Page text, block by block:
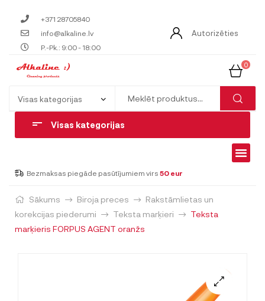
+371 28705840
info@alkaline.lv
P.-Pk.: 9:00 - 18:00
Autorizēties
0
Visas kategorijas
Bezmaksas piegāde pasūtījumiem virs 50 eur
Sākums Biroja preces
Rakstāmlietas un
korekcijas piederumi
Teksta marķieri
Teksta
marķieris FORPUS AGENT oranžs